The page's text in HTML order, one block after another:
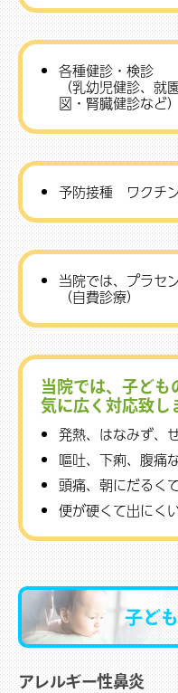
各種健診・検診
（乳幼児健診、
図・腎臓健診など）
予防接種 ワクチ
当院では、プラセ
（自費診療）
当院では、子ども
気に広く対応致し
発熱、はなみず、
嘔吐、下痢、腹痛
頭痛、朝にだるく
便が硬くて出に
子ど
アレルギー性鼻炎